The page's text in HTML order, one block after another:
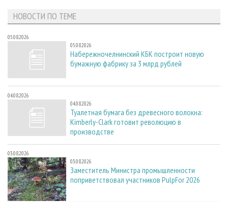
НОВОСТИ ПО ТЕМЕ
05.08.2026
05.08.2026
Набережночелнинский КБК построит новую
бумажную фабрику за 3 млрд рублей
04.08.2026
04.08.2026
Туалетная бумага без древесного волокна:
Kimberly-Clark готовит революцию в
производстве
03.08.2026
03.08.2026
Заместитель Министра промышленности
поприветствовал участников PulpFor 2026